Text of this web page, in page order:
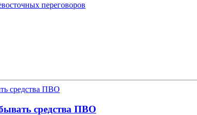
переговоров
средства ПВО